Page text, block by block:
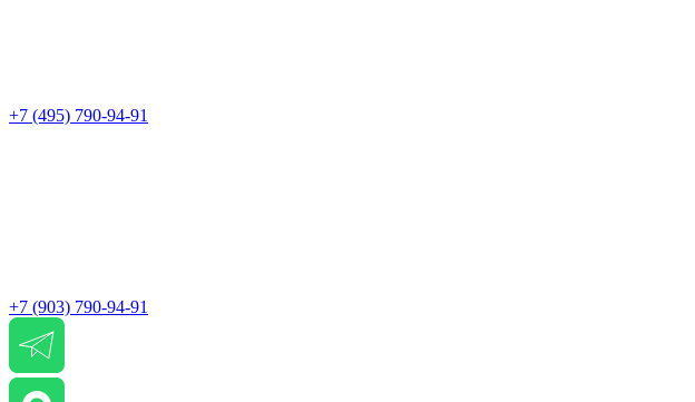
+7 (495) 790-94-91
+7 (903) 790-94-91